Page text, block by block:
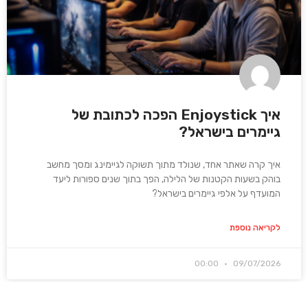
איך Enjoystick הפכה לכתובת של
גיימרים בישראל?
איך קרה שאתר אחד, שנולד מתוך תשוקה לגיימינג ומסך מחשב
בוהק בשעות הקטנות של הלילה, הפך בתוך שנים ספורות ליעד
המועדף על אלפי גיימרים בישראל?
לקריאה נוספת
09/07/2026